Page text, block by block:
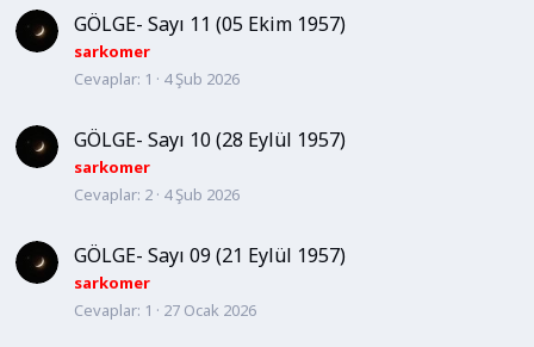
GÖLGE- Sayı 11 (05 Ekim 1957)
sarkomer
Cevaplar 1 4 Şub 2026
GÖLGE- Sayı 10 (28 Eylül 1957)
sarkomer
Cevaplar 2 4 Şub 2026
GÖLGE- Sayı 09 (21 Eylül 1957)
sarkomer
Cevaplar 1 27 Ocak 2026